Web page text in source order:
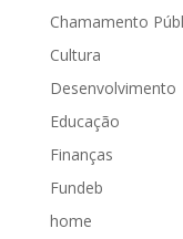
Chamamento
Cultura
Desenvolvimento
Educação
Finanças
Fundeb
home